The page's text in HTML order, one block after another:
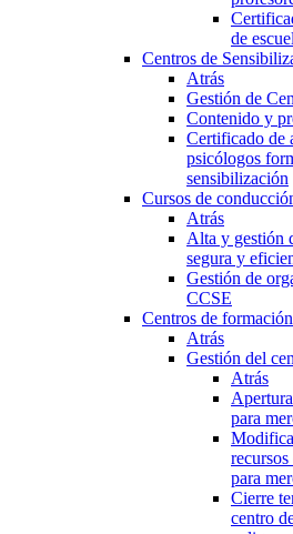
de
Centros de
Atrás
Gestión de
Contenido y
Certificado de
psicólogos
sensibilización
Cursos de
Atrás
Alta y gestión
segura y
Gestión de
CCSE
Centros de
Atrás
Gestión del
Atrás
para
para
Cierre
centro